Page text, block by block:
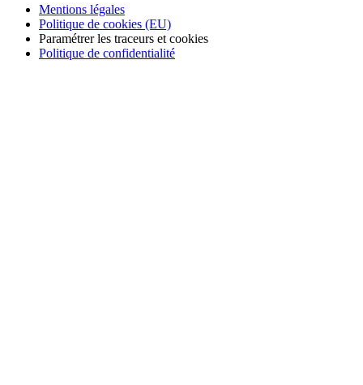
Mentions légales
Politique de cookies (EU)
Paramétrer les traceurs et cookies
Politique de confidentialité